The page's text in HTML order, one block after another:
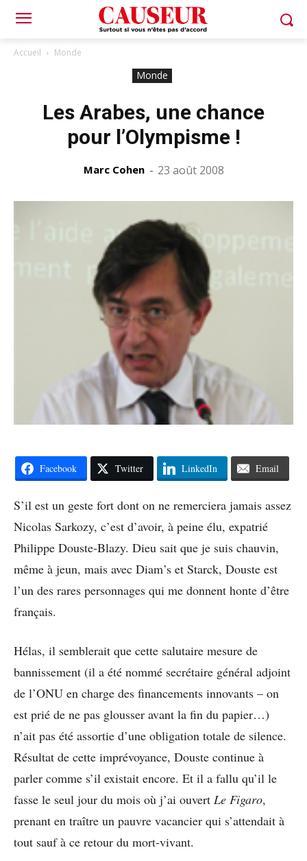
Accueil Monde
Monde
Les Arabes, une chance
pour l’Olympisme !
Marc Cohen - 23 août 2008
Facebook Twitter LinkedIn Email
S’il est un geste fort dont on ne remerciera jamais assez
Nicolas Sarkozy, c’est d’avoir, à peine élu, expatrié
Philippe Douste-Blazy. Dieu sait que je suis chauvin,
même à jeun, mais avec Diam’s et Starck, Douste est
l’un des rares personnages qui me donnent honte d’être
français.
Hélas, il semblerait que cette salutaire mesure de
bannissement (il a été nommé secrétaire général adjoint
de l’ONU en charge des financements innovants – on
est prié de ne pas glousser avant la fin du papier…)
n’ait pas été assortie d’une obligation totale de silence.
Résultat de cette imprévoyance, Douste continue à
parler comme s’il existait encore. Et il a fallu qu’il le
fasse le seul jour du mois où j’ai ouvert Le Figaro,
prenant en traître un pauvre vacancier qui s’attendait à
tout sauf à ce retour du mort-vivant.